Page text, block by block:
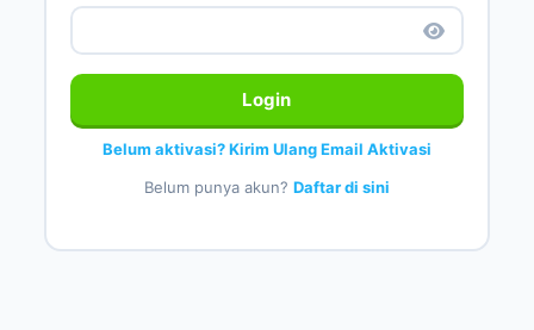
Login
Belum aktivasi? Kirim Ulang Email Aktivasi
Belum punya akun? Daftar di sini